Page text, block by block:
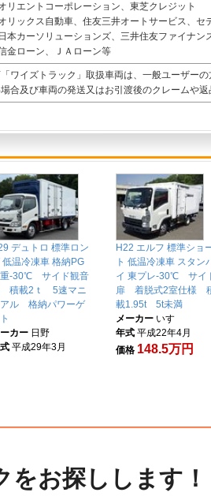
リエントコーポレーション、東芝クレジット
リックス自動車、住友三井オートサービス、セ
日本カーソリューションズ、三井住友ファイナン
金ローン、ＪＡローン等
ワイズトラック」取扱車両は、一般ユーザー
合及び車両の発送又はお引渡後のクレームや
デュトロ 標準ロン
低温冷凍車 格納PG
-30℃ サイド観音
積載2ｔ 5速マニ
アル 格納パワーゲ
ーカー 日野
平成29年3月
H22 エルフ 標準ショ
ト 低温冷凍車 スタン
イ 東プレ-30℃ サイ
扉 着脱式2室仕様
載1.95t 5t未満
メーカー いすゞ
年式 平成22年4月
価格 148.5万円
をお探しします！